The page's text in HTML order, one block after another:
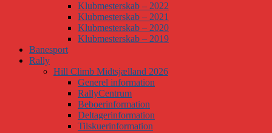
Klubmesterskab – 2022
Klubmesterskab – 2021
Klubmesterskab – 2020
Klubmesterskab – 2019
Banesport
Rally
Hill Climb Midtsjælland 2026
Generel information
RallyCentrum
Beboerinformation
Deltagerinformation
Tilskuerinformation